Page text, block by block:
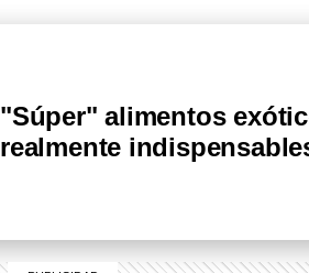
"Súper" alimentos
realmente